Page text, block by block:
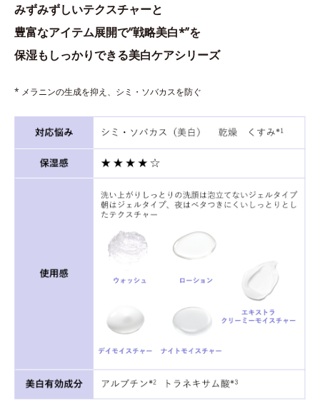
みずみずしいテクスチャーと
豊富なアイテム展開で“戦略美白*”を
保湿もしっかりできる美白ケアシリーズ
* メラニンの生成を抑え、シミ・ソバカスを防ぐ